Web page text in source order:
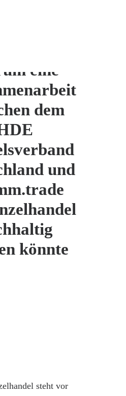
eine
dem
und
könnte
steht vor